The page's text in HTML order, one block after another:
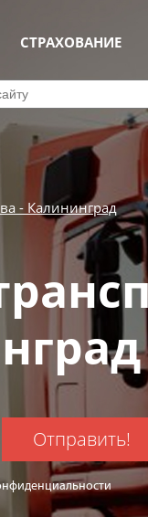
СТРАХОВАНИЕ
- Калининград
Отправить!